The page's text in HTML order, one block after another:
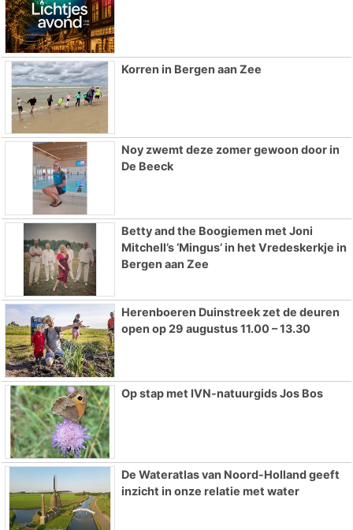
Korren in Bergen aan Zee
Noy zwemt deze zomer gewoon door in
De Beeck
Betty and the Boogiemen met Joni
Mitchell’s ‘Mingus’ in het Vredeskerkje in
Bergen aan Zee
Herenboeren Duinstreek zet de deuren
open op 29 augustus 11.00 – 13.30
Op stap met IVN-natuurgids Jos Bos
De Wateratlas van Noord-Holland geeft
inzicht in onze relatie met water